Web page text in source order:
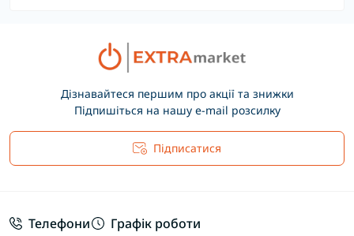
Дізнавайтеся першим про акції та знижки
Підпишіться на нашу e-mail розсилку
Підписатися
Телефони Графік роботи